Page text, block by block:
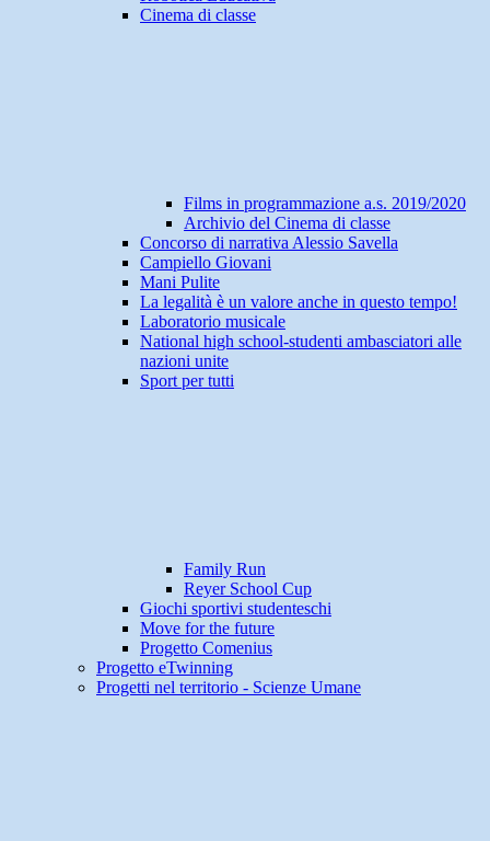
Cinema di classe
Films in programmazione a.s. 2019/2020
Archivio del Cinema di classe
Concorso di narrativa Alessio Savella
Campiello Giovani
Mani Pulite
La legalità è un valore anche in questo tempo!
Laboratorio musicale
National high school-studenti ambasciatori alle
nazioni unite
Sport per tutti
Family Run
Reyer School Cup
Giochi sportivi studenteschi
Move for the future
Progetto Comenius
Progetto eTwinning
Progetti nel territorio - Scienze Umane